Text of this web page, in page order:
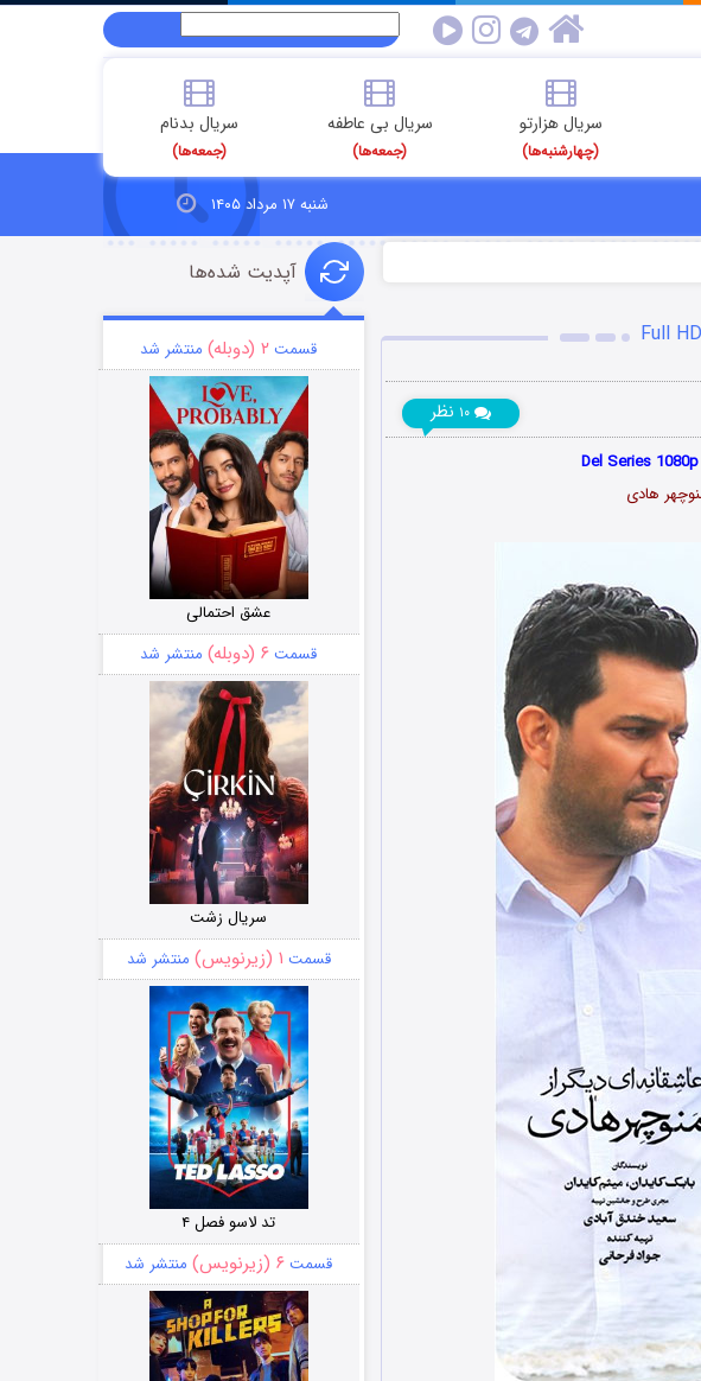
سریال هزارتو
(چهارشنبه‌ها)
سریال بی عاطفه
(جمعه‌ها)
سریال بدنام
(جمعه‌ها)
شنبه ۱۷ مرداد ۱۴۰۵
۱۰ نظر
آپدیت شده‌ها
قسمت ۲ (دوبله) منتشر شد
عشق احتمالی
قسمت ۶ (دوبله) منتشر شد
سریال زشت
قسمت ۱ (زیرنویس) منتشر شد
تد لاسو فصل ۴
قسمت ۶ (زیرنویس) منتشر شد